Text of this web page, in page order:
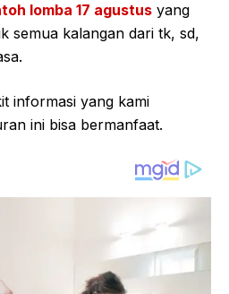
lomba 17 agustus yang
semua kalangan dari tk, sd,
informasi yang kami
ini bisa bermanfaat.